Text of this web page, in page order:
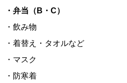
・弁当（B・C）
・飲み物
・着替え・タオルなど
・マスク
・防寒着